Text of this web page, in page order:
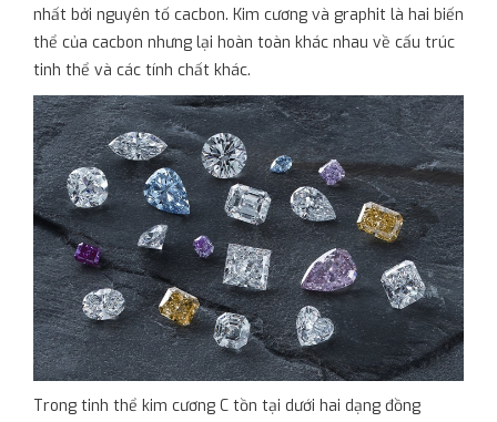
nhất bởi nguyên tố cacbon. Kim cương và graphit là hai biến
thể của cacbon nhưng lại hoàn toàn khác nhau về cấu trúc
tinh thể và các tính chất khác.
Trong tinh thể kim cương C tồn tại dưới hai dạng đồng